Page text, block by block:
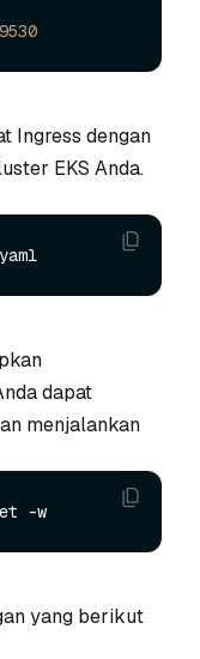
Ingress dengan
EKS Anda.
dapat
menjalankan
yang berikut